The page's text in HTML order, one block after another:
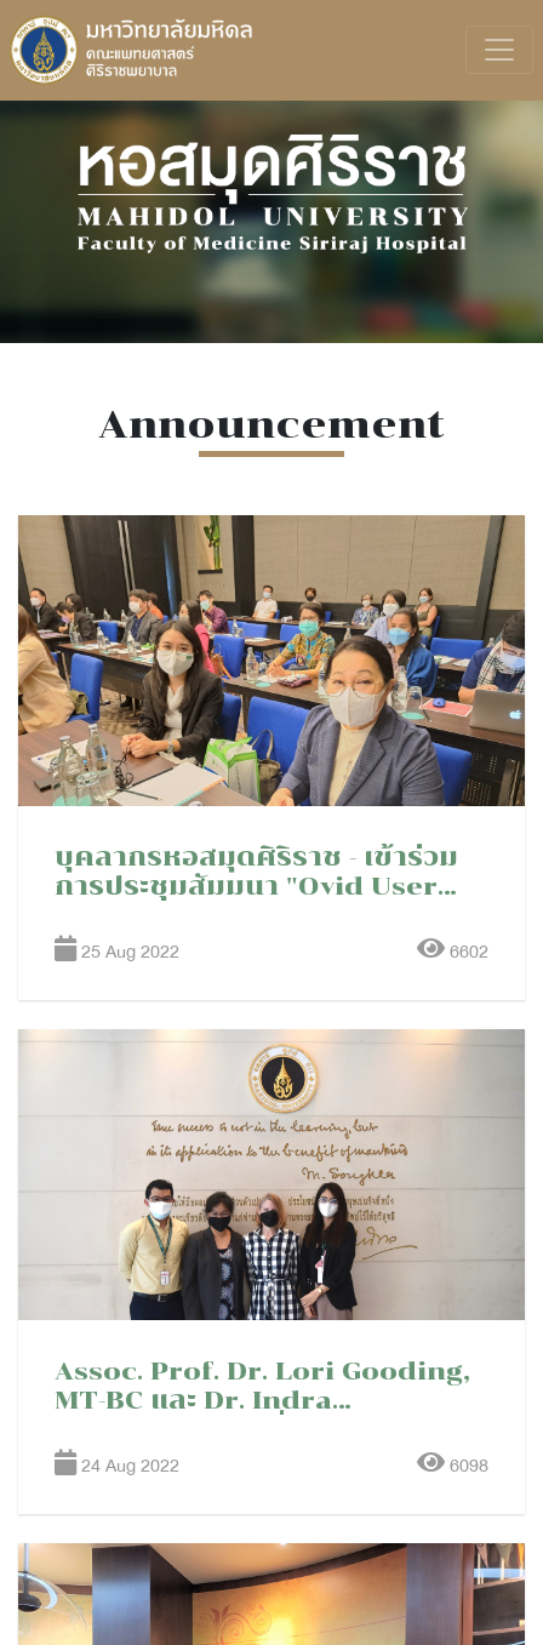
Announcement
บุคลากรหอสมุดศิริราช - เข้าร่วม
การประชุมสัมมนา "Ovid User
Kluwer
25 Aug 2022 6602
Assoc. Prof. Dr. Lori Gooding,
MT-BC และ Dr. Indra
ศิริราชและห้องมหิดลอดุลเดช
24 Aug 2022 6098